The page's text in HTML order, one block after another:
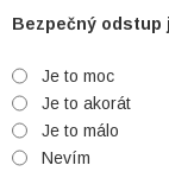
Bezpečný odstup
Je to moc
Je to akorát
Je to málo
Nevím